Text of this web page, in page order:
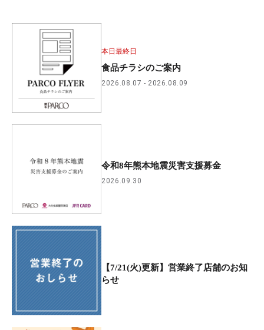
本日最終日
食品チラシのご案内
2026.08.07 2026.08.09
令和8年熊本地震災害支援募金
2026.09.30
【7/21(火)更新】営業終了店舗のお知
らせ